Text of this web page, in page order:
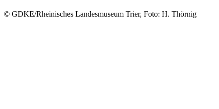
© GDKE/Rheinisches Landesmuseum Trier, Foto: H. Thörnig